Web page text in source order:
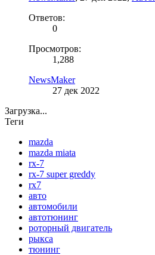
Ответов:
0
Просмотров:
1,288
NewsMaker
27 дек 2022
Загрузка...
Теги
mazda
mazda miata
rx-7
rx-7 super greddy
rx7
авто
автомобили
автотюнинг
роторный двигатель
рыкса
тюнинг